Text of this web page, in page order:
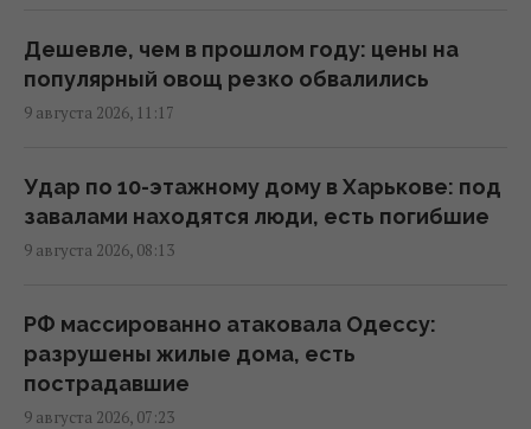
Россияне продвинулись в Часовом Яру, –
DeepState
11:16 воскресенье, 09 августа 2026
РФ готовит масштабные удары по Киеву
перед 24 августа: в ISW раскрыли цели
врага
Россия нанесла массированный удар по
Одессе: нет света и воды, много
пострадавших
Дешевле, чем в прошлом году: цены на
популярный овощ резко обвалились
9 августа 2026, 11:17
Удар по 10-этажному дому в Харькове: под
завалами находятся люди, есть погибшие
9 августа 2026, 08:13
РФ массированно атаковала Одессу:
разрушены жилые дома, есть
пострадавшие
9 августа 2026, 07:23